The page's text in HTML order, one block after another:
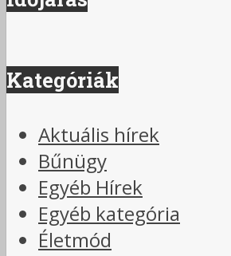
Kategóriák
Aktuális hírek
Bűnügy
Egyéb Hírek
Egyéb kategória
Életmód